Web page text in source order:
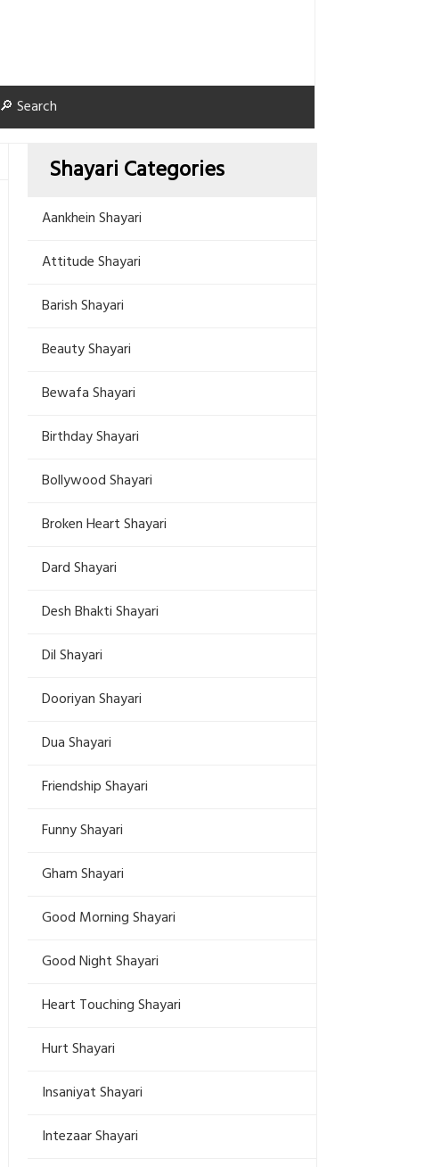
🔎 Search
Shayari Categories
Aankhein Shayari
Attitude Shayari
Barish Shayari
Beauty Shayari
Bewafa Shayari
Birthday Shayari
Bollywood Shayari
Broken Heart Shayari
Dard Shayari
Desh Bhakti Shayari
Dil Shayari
Dooriyan Shayari
Dua Shayari
Friendship Shayari
Funny Shayari
Gham Shayari
Good Morning Shayari
Good Night Shayari
Heart Touching Shayari
Hurt Shayari
Insaniyat Shayari
Intezaar Shayari